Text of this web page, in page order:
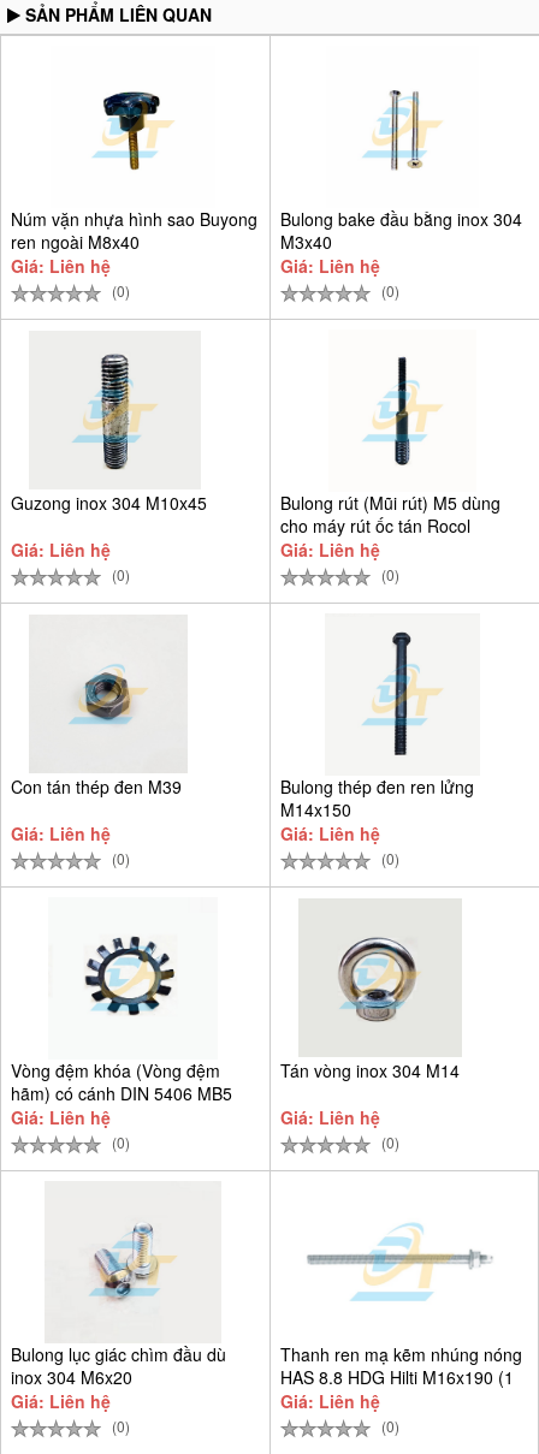
SẢN PHẨM LIÊN QUAN
Núm vặn nhựa hình sao Buyong
ren ngoài M8x40
Giá: Liên hệ
(0)
Bulong bake đầu bằng inox 304
M3x40
Giá: Liên hệ
(0)
Guzong inox 304 M10x45
Giá: Liên hệ
(0)
Bulong rút (Mũi rút) M5 dùng
cho máy rút ốc tán Rocol
Giá: Liên hệ
(0)
Con tán thép đen M39
Giá: Liên hệ
(0)
Bulong thép đen ren lửng
M14x150
Giá: Liên hệ
(0)
Vòng đệm khóa (Vòng đệm
hãm) có cánh DIN 5406 MB5
D25
Giá: Liên hệ
(0)
Tán vòng inox 304 M14
Giá: Liên hệ
(0)
Bulong lục giác chìm đầu dù
inox 304 M6x20
Giá: Liên hệ
(0)
Thanh ren mạ kẽm nhúng nóng
HAS 8.8 HDG Hilti M16x190 (1
Giá: Liên hệ
(0)